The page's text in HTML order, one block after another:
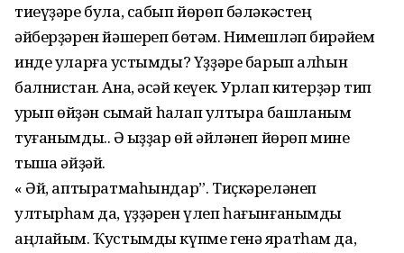
тиеүҙәре була, сабып йөрөп бәләкәстең
әйберҙәрен йәшереп бөтәм. Нимешләп бирәйем
инде уларға ҡустымды? Үҙҙәре барып алһын
балнистан. Ана, әсәй кеүек. Урлап китерҙәр тип
ҡурҡып өйҙән сыҡмай һаҡлап ултыра башланым
туғанымды.. Ә ҡыҙҙар өй әйләнеп йөрөп мине
тышҡа әйҙәй.
« Әй, аптыратмаһындар”. Тиҫкәреләнеп
ултырһам да, үҙҙәрен үлеп һағынғанымды
аңлайым. Ҡустымды күпме генә яратһам да,